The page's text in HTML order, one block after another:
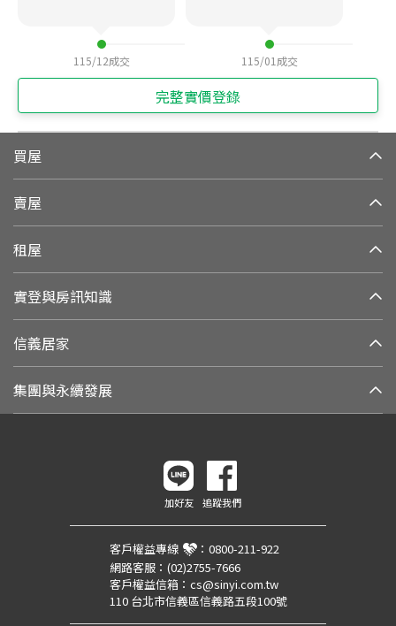
115/12成交 115/01 成交
完整實價登錄
買屋
賣屋
租屋
實登與房訊知識
信義居家
集團與永續發展
加好友 追蹤我們
客戶權益專線 ： 0800-211-922
網路客服： (02)2755-7666
客戶權益信箱： cs@sinyi.com.tw
110 台北市信義區信義路五段100號